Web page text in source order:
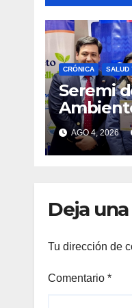
CRÓNICA SALUD
Seremi
iniciativa
AGO 4, 2026
Deja
Tu dirección de
Comentario *